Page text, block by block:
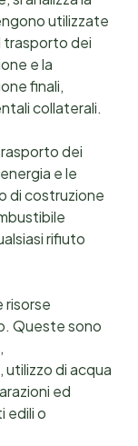
utilizzate
trasporto dei
e la
finali,
collaterali.
dei
e le
di costruzione
rifiuto
risorse
Queste sono
di acqua
ed
edili o